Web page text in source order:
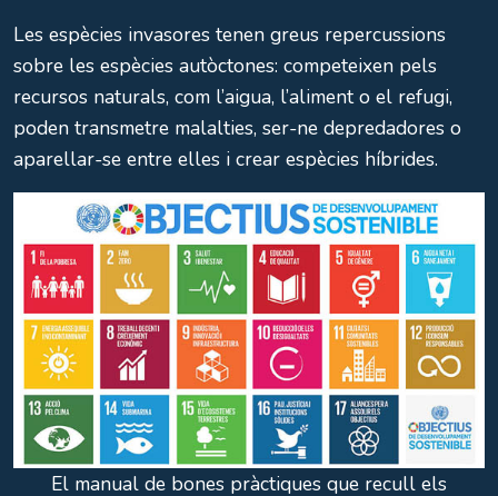
Les espècies invasores tenen greus repercussions
sobre les espècies autòctones: competeixen pels
recursos naturals, com l’aigua, l’aliment o el refugi,
poden transmetre malalties, ser-ne depredadores o
aparellar-se entre elles i crear espècies híbrides.
El manual de bones pràctiques que recull els